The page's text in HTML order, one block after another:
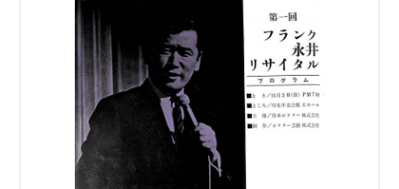
サートパンフレット 特集 Part-016 | #フランク永
井 リサイタル コンサートパンフレット 吉田正 #
魅惑の低音 ムード歌謡歌手 #永井清人 夜霧に消え
たチャコ 君恋し 逢いたくて 他 |